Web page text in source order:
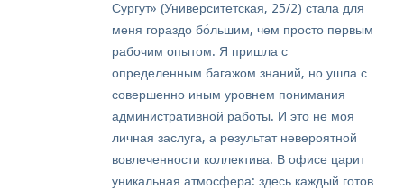
Сургут» (Университетская, 25/2) стала для
меня гораздо бо́льшим, чем просто первым
рабочим опытом. Я пришла с
определенным багажом знаний, но ушла с
совершенно иным уровнем понимания
административной работы. И это не моя
личная заслуга, а результат невероятной
вовлеченности коллектива. В офисе царит
уникальная атмосфера: здесь каждый готов